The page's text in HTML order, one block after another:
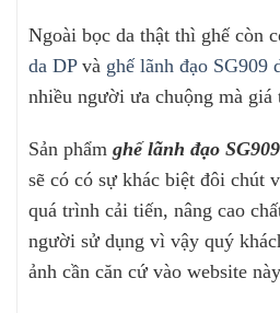
Ngoài bọc da thật thì ghế còn
da DPvà ghế lãnh đạo SG909
nhiều người ưa chuộng mà giá
Sản phẩm ghế lãnh đạo
sẽ có có sự khác biệt đôi chút
quá trình cải tiến, nâng cao
người sử dụng vì vậy quý
ảnh cần căn cứ vào website